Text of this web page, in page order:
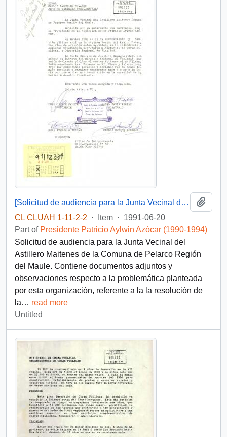
[Solicitud de audiencia para la Junta Vecinal del Astillero Maitenes]
CL CLUAH 1-11-2-2
· Item · 1991-06-20
Part of Presidente Patricio Aylwin Azócar (1990-1994)
Solicitud de audiencia para la Junta Vecinal del
Astillero Maitenes de la Comuna de Pelarco Región
del Maule. Contiene documentos adjuntos y
observaciones respecto a la problemática planteada
por esta organización, referente a la la resolución de
la… read more
Untitled